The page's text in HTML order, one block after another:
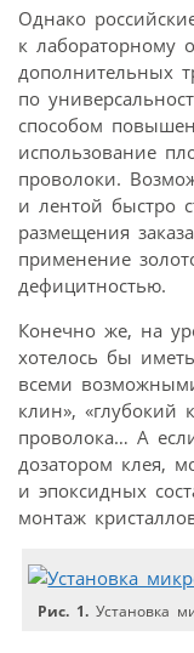
Однако
к лабораторному
дополнительных
по
способом
использование
проволоки.
и лентой быстро
размещения
применение
дефицитностью.
Конечно же, на
хотелось бы
всеми
клин», «глубокий
проволока… А
дозатором клея,
и эпоксидных
монтаж
Рис. 1. Установка